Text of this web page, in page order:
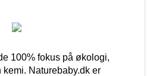
100% fokus på økologi,
Naturebaby.dk er